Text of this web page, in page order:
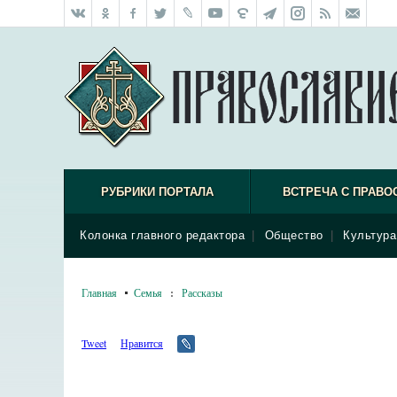
РУБРИКИ ПОРТАЛА ВСТРЕЧА С
Колонка главного редактора Общество Культура
Главная Семья : Рассказы
Tweet Нравится